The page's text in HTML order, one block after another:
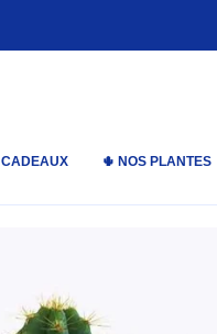
CADEAUX 🌵 NOS PLANTES